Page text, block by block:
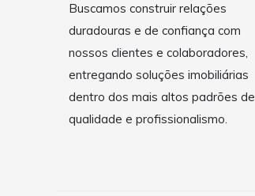
Buscamos construir relações
duradouras e de confiança com
nossos clientes e colaboradores,
entregando soluções imobiliárias
dentro dos mais altos padrões de
qualidade e profissionalismo.